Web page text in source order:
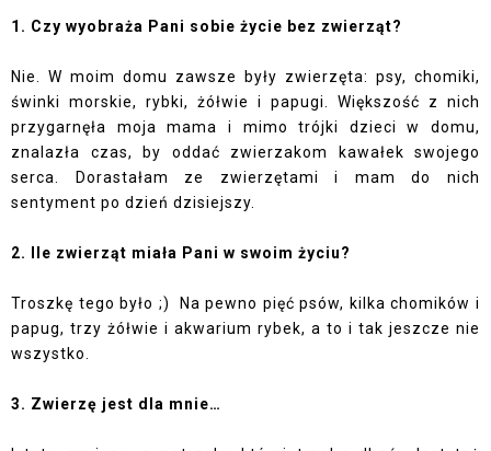
1. Czy wyobraża Pani sobie życie bez zwierząt?
Nie. W moim domu zawsze były zwierzęta: psy, chomiki,
świnki morskie, rybki, żółwie i papugi. Większość z nich
przygarnęła moja mama i mimo trójki dzieci w domu,
znalazła czas, by oddać zwierzakom kawałek swojego
serca. Dorastałam ze zwierzętami i mam do nich
sentyment po dzień dzisiejszy.
2. Ile zwierząt miała Pani w swoim życiu?
Troszkę tego było ;) Na pewno pięć psów, kilka chomików i
papug, trzy żółwie i akwarium rybek, a to i tak jeszcze nie
wszystko.
3. Zwierzę jest dla mnie…